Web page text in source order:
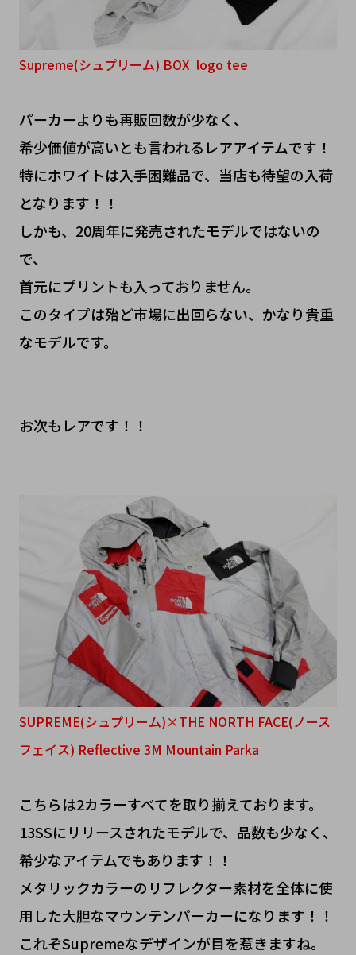
Supreme(シュプリーム) BOX logo tee
パーカーよりも再販回数が少なく、
希少価値が高いとも言われるレアアイテムです！
特にホワイトは入手困難品で、当店も待望の入荷
となります！！
しかも、20周年に発売されたモデルではないの
で、
首元にプリントも入っておりません。
このタイプは殆ど市場に出回らない、かなり貴重
なモデルです。
お次もレアです！！
SUPREME(シュプリーム)×THE NORTH FACE(ノース
フェイス) Reflective 3M Mountain Parka
こちらは2カラーすべてを取り揃えております。
13SSにリリースされたモデルで、品数も少なく、
希少なアイテムでもあります！！
メタリックカラーのリフレクター素材を全体に使
用した大胆なマウンテンパーカーになります！！
これぞSupremeなデザインが目を惹きますね。